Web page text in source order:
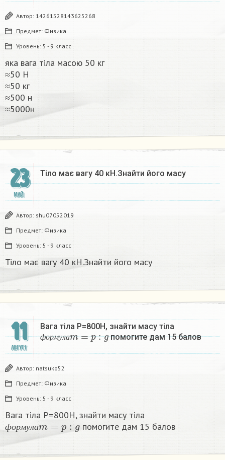
Автор: 14261528143625268
Предмет: Физика
Уровень: 5 - 9 класс
яка вага тіла масою 50 кг
≈50 Н
≈50 кг
≈500 н
≈5000н​
23
МАЙ
Тіло має вагу 40 кН.Знайти його масу​
Автор: shu07052019
Предмет: Физика
Уровень: 5 - 9 класс
Тіло має вагу 40 кН.Знайти його масу​
11
АВГУСТ
Вага тіла P=800H, знайти масу тіла
ф о рм ул а
фо р мул аm=p:g
помогите дам 15 балов
Автор: natsuko52
Предмет: Физика
Уровень: 5 - 9 класс
Вага тіла P=800H, знайти масу тіла
ф о рм ул а
фор мул аm=p:g
помогите дам 15 балов